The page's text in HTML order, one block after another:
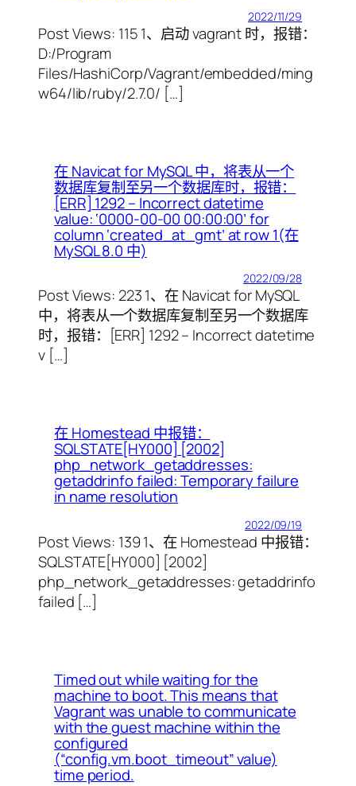
2022/11/29
Post Views: 115 1、启动 vagrant 时，报错：
D:/Program
Files/HashiCorp/Vagrant/embedded/ming
w64/lib/ruby/2.7.0/ […]
在 Navicat for MySQL 中，将表从一个
数据库复制至另一个数据库时，报错：
[ERR] 1292 – Incorrect datetime
value: ‘0000-00-00 00:00:00’ for
column ‘created_at_gmt’ at row 1(在
MySQL 8.0 中)
2022/09/28
Post Views: 223 1、在 Navicat for MySQL
中，将表从一个数据库复制至另一个数据库
时，报错：[ERR] 1292 – Incorrect datetime
v […]
在 Homestead 中报错：
SQLSTATE[HY000] [2002]
php_network_getaddresses:
getaddrinfo failed: Temporary failure
in name resolution
2022/09/19
Post Views: 139 1、在 Homestead 中报错：
SQLSTATE[HY000] [2002]
php_network_getaddresses: getaddrinfo
failed […]
Timed out while waiting for the
machine to boot. This means that
Vagrant was unable to communicate
with the guest machine within the
configured
(“config.vm.boot_timeout” value)
time period.